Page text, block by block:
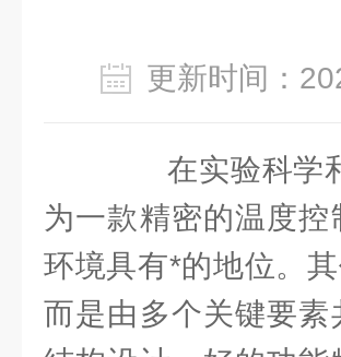
更新时间：
在实验科学
为一款精密的温度
环境具有*的地位。
而是由多个关键要